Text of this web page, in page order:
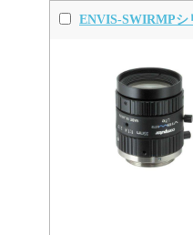
ENVIS-SWIRMP